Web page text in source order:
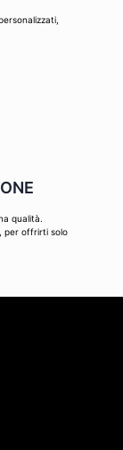
qualità.
per offrirti solo